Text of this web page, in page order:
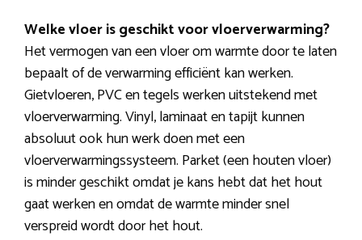
Welke vloer is geschikt voor vloerverwarming?
Het vermogen van een vloer om warmte door te laten
bepaalt of de verwarming efficiënt kan werken.
Gietvloeren, PVC en tegels werken uitstekend met
vloerverwarming. Vinyl, laminaat en tapijt kunnen
absoluut ook hun werk doen met een
vloerverwarmingssysteem. Parket (een houten vloer)
is minder geschikt omdat je kans hebt dat het hout
gaat werken en omdat de warmte minder snel
verspreid wordt door het hout.